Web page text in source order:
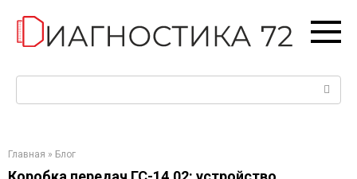
контенту
Главная » Блог